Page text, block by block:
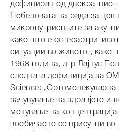
дефиниран од двократниот
Нобеловата награда за
микронутриентите за
како што е
ситуации во животот, како
1968 година, д-р Лајнус
следната дефиниција за
Science:
зачувување на здравјето и
менување на
вообичаено се присутни